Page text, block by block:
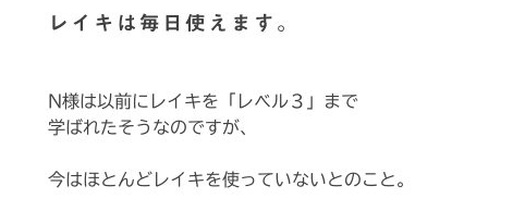
レイキは毎日使えます。
N様は以前にレイキを「レベル３」まで
学ばれたそうなのですが、
今はほとんどレイキを使っていないとのこと。